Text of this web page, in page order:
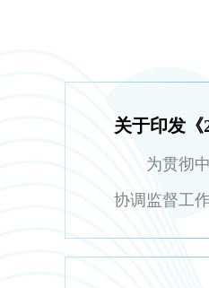
为贯彻中
协调监督工
例》，根据